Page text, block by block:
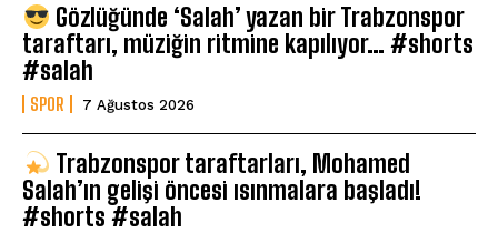
Gözlüğünde ‘Salah’ yazan bir Trabzonspor
taraftarı, müziğin ritmine kapılıyor… #shorts
#salah
SPOR 7 Ağustos 2026
Trabzonspor taraftarları, Mohamed
Salah’ın gelişi öncesi ısınmalara başladı!
#shorts #salah